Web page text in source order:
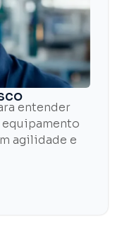
entender
agilidade e